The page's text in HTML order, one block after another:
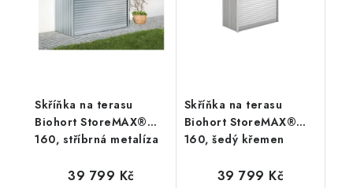
Skříňka na terasu
Biohort StoreMAX®
160, stříbrná metalíza
39 799 Kč
Skříňka na terasu
Biohort StoreMAX®
160, šedý křemen
39 799 Kč